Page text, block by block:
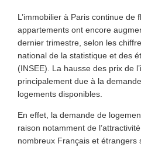
L’immobilier à Paris continue de
appartements ont encore
dernier trimestre, selon les
national de la statistique et des
(INSEE). La hausse des prix de
principalement due à la
logements disponibles.
En effet, la demande de
raison notamment de
nombreux Français et étrangers